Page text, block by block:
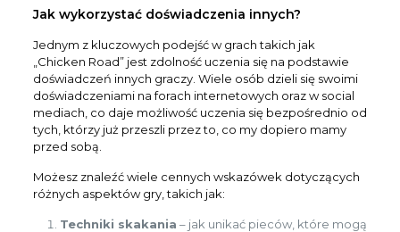
Jak wykorzystać doświadczenia innych?
Jednym z kluczowych podejść w grach takich jak
„Chicken Road” jest zdolność uczenia się na podstawie
doświadczeń innych graczy. Wiele osób dzieli się swoimi
doświadczeniami na forach internetowych oraz w social
mediach, co daje możliwość uczenia się bezpośrednio od
tych, którzy już przeszli przez to, co my dopiero mamy
przed sobą.
Możesz znaleźć wiele cennych wskazówek dotyczących
różnych aspektów gry, takich jak:
Techniki skakania – jak unikać pieców, które mogą